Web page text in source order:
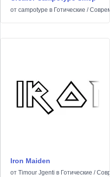
от campotype в Готические /
Iron Maiden
от Timour Jgenti в Готические /